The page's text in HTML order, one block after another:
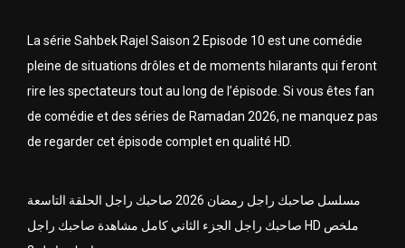
La série Sahbek Rajel Saison 2 Episode 10 est une comédie
pleine de situations drôles et de moments hilarants qui feront
rire les spectateurs tout au long de l’épisode. Si vous êtes fan
de comédie et des séries de Ramadan 2026, ne manquez pas
de regarder cet épisode complet en qualité HD.
مسلسل صاحبك راجل رمضان 2026 صاحبك راجل الحلقة التاسعة
صاحبك راجل الجزء الثاني كامل مشاهدة صاحبك راجل HD ملخص